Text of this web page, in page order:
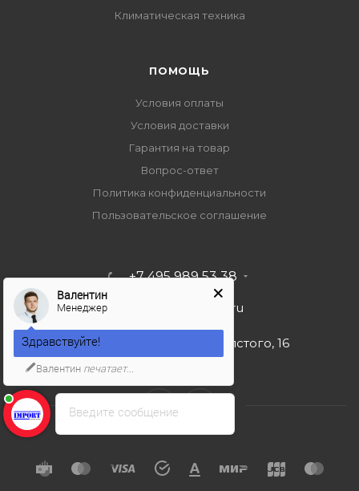
Климатическая техника
ПОМОЩЬ
Условия оплаты
Условия доставки
Гарантия на товар
Вопрос-ответ
Политика конфиденциальности
Пользовательское соглашение
+7 495 989 53 38
import-bt@bk.ru
г. Москва, ул. Льва Толстого, 16
Введите сообщение
Валентин
Менеджер
Здравствуйте!
Валентин печатает...